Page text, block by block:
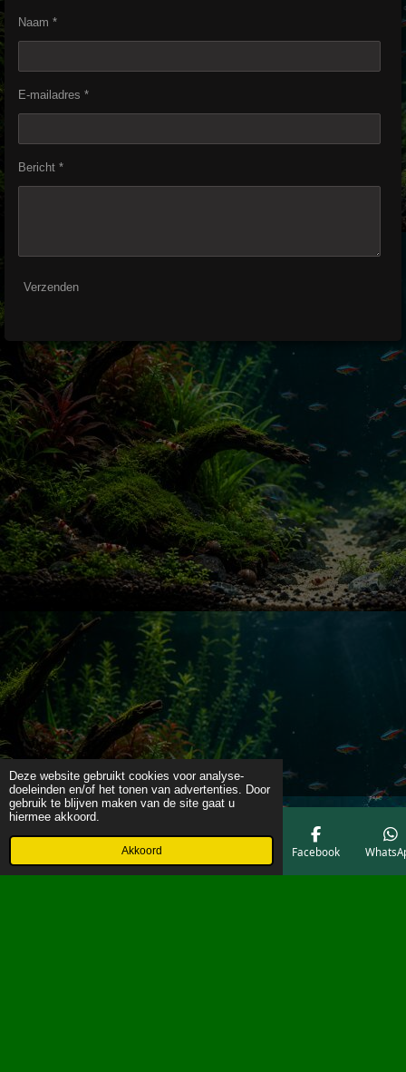
Deze website gebruikt cookies voor analyse-
doeleinden en/of het tonen van advertenties. Door
gebruik te blijven maken van de site gaat u
hiermee akkoord.
Akkoord
Naam *
E-mailadres *
Bericht *
Verzenden
Telefoonnummer Facebook